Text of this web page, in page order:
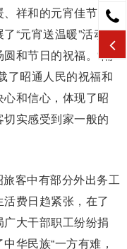
祥和的元宵佳节，
“元宵送温暖”活动，
和节日的祝福。“隔
了昭通人民的祝福和
和信心，体现了昭
实感受到家一般的
客中有部分外出务工
费日趋紧张，在了
大干部职工纷纷捐
华民族“一方有难，